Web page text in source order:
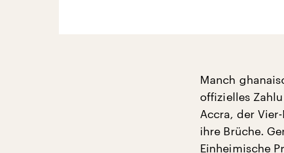
Manch
offizielles
Accra, der
ihre Brüche.
Einheimische